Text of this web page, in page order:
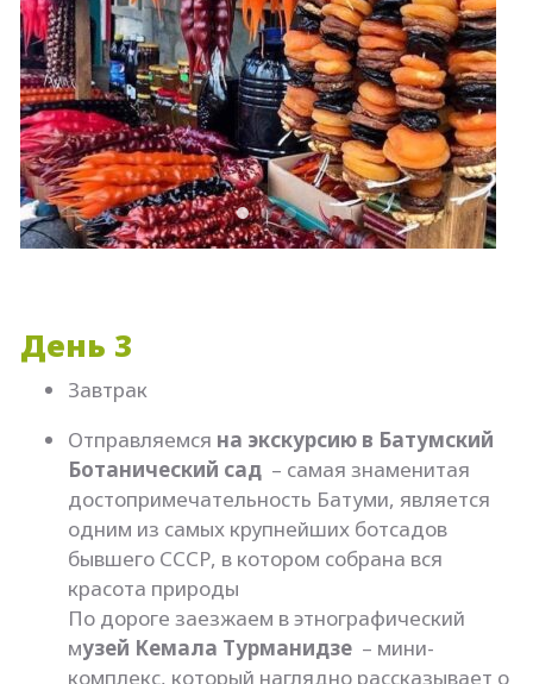
День 3
Завтрак
Отправляемся на экскурсию в Батумский
Ботанический сад – самая знаменитая
достопримечательность Батуми, является
одним из самых крупнейших ботсадов
бывшего СССР, в котором собрана вся
красота природы
По дороге заезжаем в этнографический
музей Кемала Турманидзе – мини-
комплекс, который наглядно рассказывает о